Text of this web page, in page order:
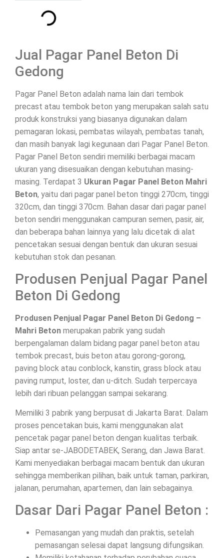
Jual Pagar Panel Beton Di
Gedong
Pagar Panel Beton adalah nama lain dari tembok
precast atau tembok beton yang merupakan salah satu
produk konstruksi yang biasanya digunakan dalam
pemagaran lokasi, pembatas wilayah, pembatas tanah,
dan masih banyak lagi kegunaan dari Pagar Panel Beton.
Pagar Panel Beton sendiri memiliki berbagai macam
ukuran yang disesuaikan dengan kebutuhan masing-
masing. Terdapat 3 Ukuran Pagar Panel Beton Mahri
Beton, yaitu dari pagar panel beton tinggi 270cm, tinggi
320cm, dan tinggi 370cm. Bahan dasar dari pagar panel
beton sendiri menggunakan campuran semen, pasir, air,
dan beberapa bahan lainnya yang lalu dicetak di alat
pencetakan sesuai dengan bentuk dan ukuran sesuai
kebutuhan stok dan pesanan.
Produsen Penjual Pagar Panel
Beton Di Gedong
Produsen Penjual Pagar Panel Beton Di Gedong –
Mahri Beton merupakan pabrik yang sudah
berpengalaman dalam bidang pagar panel beton atau
tembok precast, buis beton atau gorong-gorong,
paving block atau conblock, kanstin, grass block atau
paving rumput, loster, dan u-ditch. Sudah terpercaya
lebih dari ribuan pelanggan sampai sekarang.
Memiliki 3 pabrik yang berpusat di Jakarta Barat. Dalam
proses pencetakan buis, kami menggunakan alat
pencetak pagar panel beton dengan kualitas terbaik.
Siap antar se-JABODETABEK, Serang, dan Jawa Barat.
Kami menyediakan berbagai macam bentuk dan ukuran
sehingga memberikan pilihan, baik untuk taman, parkiran,
jalanan, perumahan, apartemen, dan lain sebagainya.
Dasar Dari Pagar Panel Beton :
Pemasangan yang mudah dan praktis, setelah
pemasangan selesai dapat langsung difungsikan.